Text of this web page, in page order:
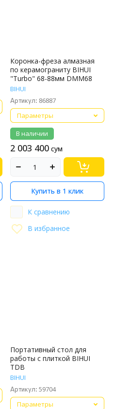
Коронка-фреза алмазная
по керамограниту BIHUI
"Turbo" 68-88мм DMM68
BIHUI
Артикул: 86887
Параметры
В наличии
2 003 400 сум
Купить в 1 клик
К сравнению
В избранное
Портативный стол для
работы с плиткой BIHUI
TDB
BIHUI
Артикул: 59704
Параметры